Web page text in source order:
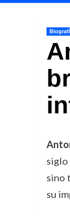
siglo
sino
su